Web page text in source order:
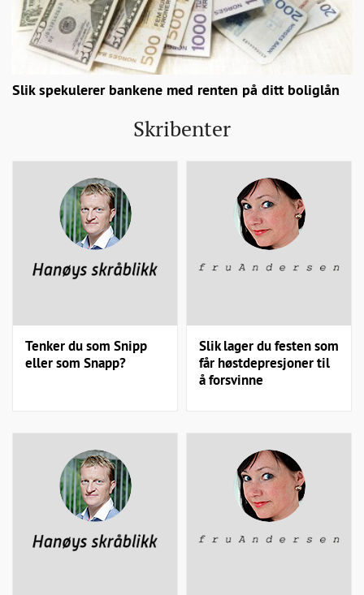
Slik spekulerer bankene med renten på ditt boliglån
Skribenter
Tenker du som Snipp
eller som Snapp?
Slik lager du festen som
får høstdepresjoner til
å forsvinne